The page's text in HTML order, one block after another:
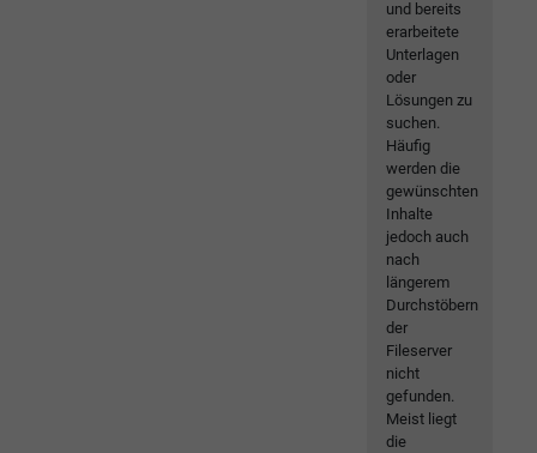
und bereits
erarbeitete
Unterlagen
oder
Lösungen zu
suchen.
Häufig
werden die
gewünschten
Inhalte
jedoch auch
nach
längerem
Durchstöbern
der
Fileserver
nicht
gefunden.
Meist liegt
die